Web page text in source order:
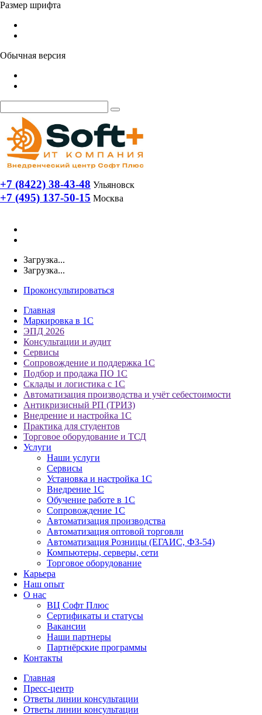
Размер шрифта
Обычная версия
+7 (8422) 38-43-48 Ульяновск
+7 (495) 137-50-15 Москва
Загрузка...
Загрузка...
Проконсультироваться
Главная
Маркировка в 1С
ЭПД 2026
Консультации и аудит
Сервисы
Сопровождение и поддержка 1С
Подбор и продажа ПО 1С
Склады и логистика с 1С
Автоматизация производства и учёт себестоимости
Антикризисный РП (ТРИЗ)
Внедрение и настройка 1С
Практика для студентов
Торговое оборудование и ТСД
Услуги
Наши услуги
Сервисы
Установка и настройка 1С
Внедрение 1С
Обучение работе в 1С
Сопровождение 1С
Автоматизация производства
Автоматизация оптовой торговли
Автоматизация Розницы (ЕГАИС, ФЗ-54)
Компьютеры, серверы, сети
Торговое оборудование
Карьера
Наш опыт
О нас
ВЦ Софт Плюс
Сертификаты и статусы
Вакансии
Наши партнеры
Партнёрские программы
Контакты
Главная
Пресс-центр
Ответы линии консультации
Ответы линии консультации